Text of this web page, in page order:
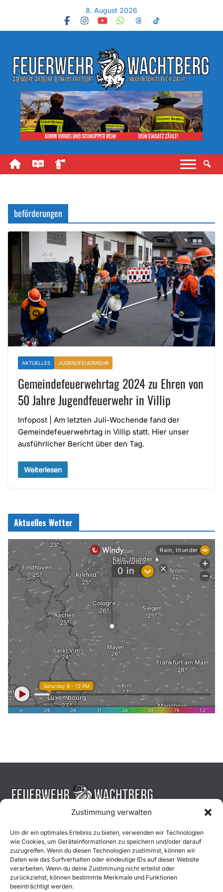
Zustimmung verwalten
Um dir ein optimales Erlebnis zu bieten, verwenden wir Technologien
wie Cookies, um Geräteinformationen zu speichern und/oder darauf
zuzugreifen. Wenn du diesen Technologien zustimmst, können wir
Daten wie das Surfverhalten oder eindeutige IDs auf dieser Website
verarbeiten. Wenn du deine Zustimmung nicht erteilst oder
zurückziehst, können bestimmte Merkmale und Funktionen
beeinträchtigt werden.
8. August 2026
beförderungen
AKTUELLES JUGENDFEUERWEHR
Gemeindefeuerwehrtag 2024 zu Ehren von
50 Jahre Jugendfeuerwehr in Villip
Infopost | Am letzten Juli-Wochende fand der
Gemeindefeuerwehrtag in Villip statt. Hier unser
ausführlicher Bericht über den Tag.
Weiterlesen
Aktuelles Wetter
Aktuelles
Einsätze
Unsere Jugend